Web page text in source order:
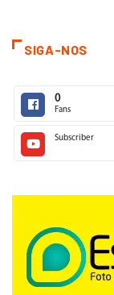
SIGA-NOS
0
Fans
Subscriber